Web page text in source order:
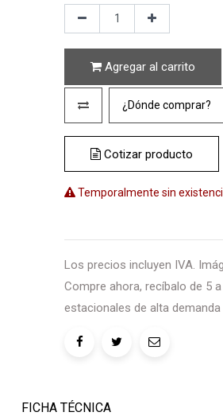
Agregar al carrito
¿Dónde comprar?
Cotizar producto
Temporalmente sin
Los precios incluyen IVA.
Compre ahora, recíbalo de 5
estacionales de alta
FICHA TÉCNICA